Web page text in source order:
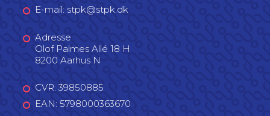
E-mail: stpk@stpk.dk
Adresse
Olof Palmes Allé 18 H
8200 Aarhus N
CVR: 39850885
EAN: 5798000363670